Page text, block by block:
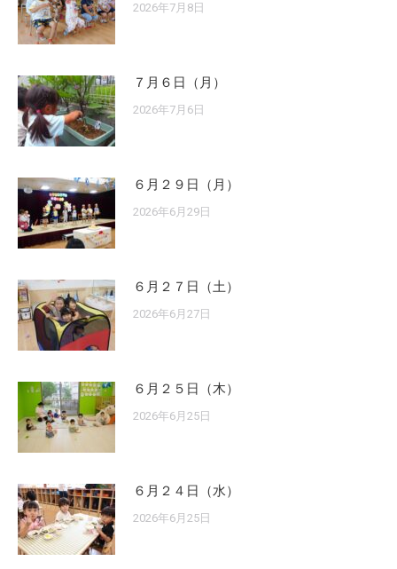
2026年7月8日
７月６日（月）
2026年7月6日
６月２９日（月）
2026年6月29日
６月２７日（土）
2026年6月27日
６月２５日（木）
2026年6月25日
６月２４日（水）
2026年6月25日